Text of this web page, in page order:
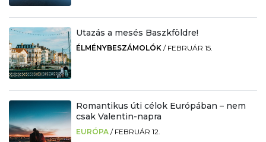
Utazás a mesés Baszkföldre!
ÉLMÉNYBESZÁMOLÓK / FEBRUÁR 15.
Romantikus úti célok Európában – nem
csak Valentin-napra
EURÓPA / FEBRUÁR 12.